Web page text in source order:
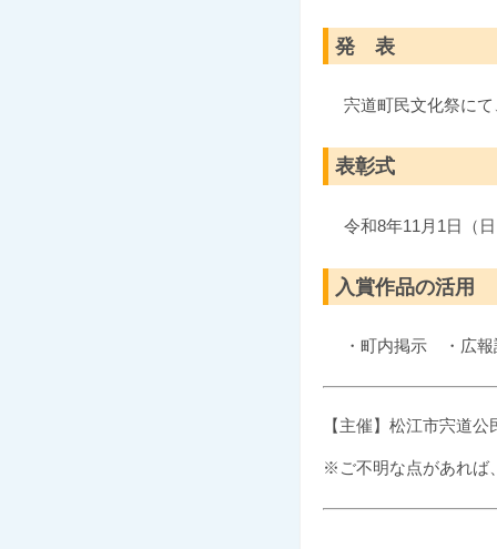
発 表
宍道町民文化祭に
表彰式
令和8年11月1日（
入賞作品の活用
・町内掲示 ・広
【主催】松江市宍道
※ご不明な点があれば